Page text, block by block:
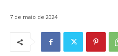
7 de maio de 2024